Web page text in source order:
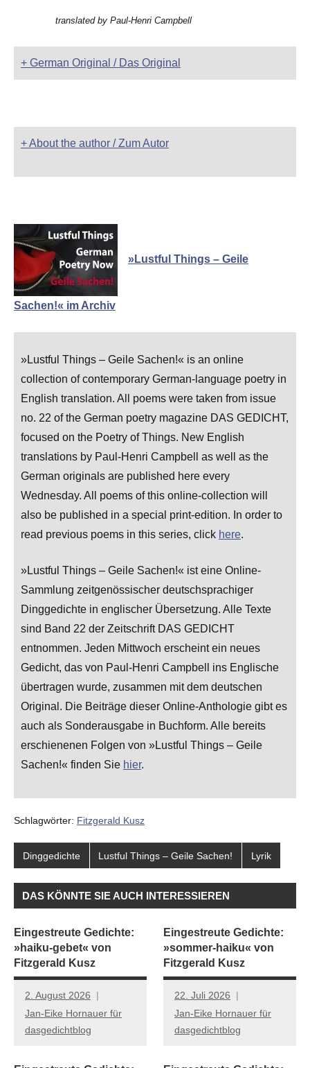
translated by Paul-Henri Campbell
+ German Original / Das Original
+ About the author / Zum Autor
»Lustful Things – Geile
Sachen!« im Archiv
»Lustful Things – Geile Sachen!« is an online
collection of contemporary German-language poetry in
English translation. All poems were taken from issue
no. 22 of the German poetry magazine DAS GEDICHT,
focused on the Poetry of Things. New English
translations by Paul-Henri Campbell as well as the
German originals are published here every
Wednesday. All poems of this online-collection will
also be published in a special print-edition. In order to
read previous poems in this series, click here.
»Lustful Things – Geile Sachen!« ist eine Online-
Sammlung zeitgenössischer deutschsprachiger
Dinggedichte in englischer Übersetzung. Alle Texte
sind Band 22 der Zeitschrift DAS GEDICHT
entnommen. Jeden Mittwoch erscheint ein neues
Gedicht, das von Paul-Henri Campbell ins Englische
übertragen wurde, zusammen mit dem deutschen
Original. Die Beiträge dieser Online-Anthologie gibt es
auch als Sonderausgabe in Buchform. Alle bereits
erschienenen Folgen von »Lustful Things – Geile
Sachen!« finden Sie hier.
Schlagwörter: Fitzgerald Kusz
Dinggedichte Lustful Things – Geile Sachen! Lyrik
DAS KÖNNTE SIE AUCH INTERESSIEREN
Eingestreute Gedichte:
»haiku-gebet« von
Fitzgerald Kusz
2. August 2026
Jan-Eike Hornauer für
dasgedichtblog
Eingestreute Gedichte:
»sommer-haiku« von
Fitzgerald Kusz
22. Juli 2026
Jan-Eike Hornauer für
dasgedichtblog